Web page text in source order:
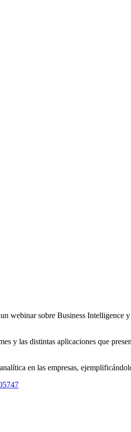
webinar sobre Business Intelligence
y las distintas aplicaciones que
en las empresas,